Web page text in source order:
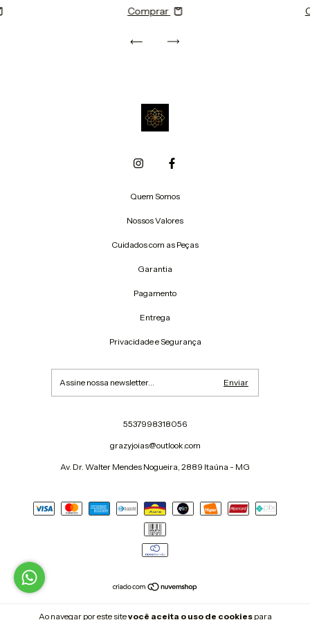
Ao navegar por este sitevocê aceita o uso de cookiespara
Comprar
Quem Somos
Nossos Valores
Cuidados com as Peças
Garantia
Pagamento
Entrega
Privacidade e Segurança
5537998318056
grazyjoias@outlook.com
Av. Dr. Walter Mendes Nogueira, 2889 Itaúna - MG